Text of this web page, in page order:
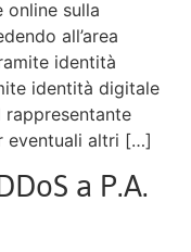
online sulla
all’area
identità
identità digitale
rappresentante
eventuali altri […]
a P.A.